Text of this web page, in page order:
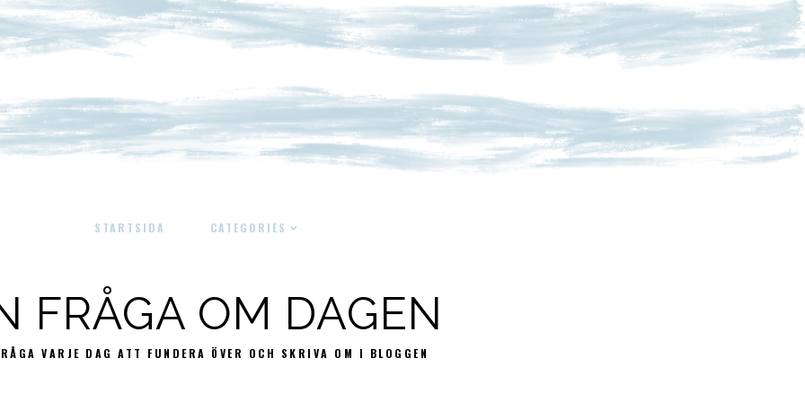
STARTSIDA CATEGORIES
FRÅGA OM DAGEN
VARJE DAG ATT FUNDERA ÖVER OCH SKRIVA OM I BLOGGEN